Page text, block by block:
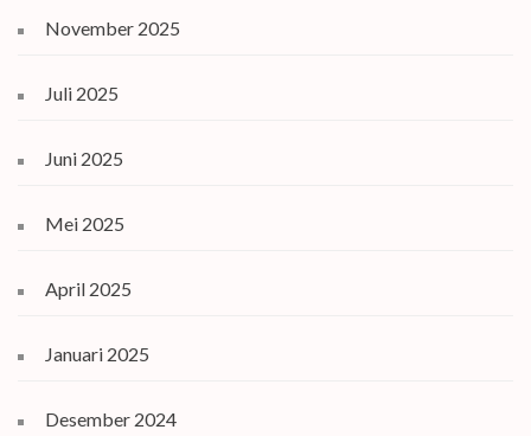
November 2025
Juli 2025
Juni 2025
Mei 2025
April 2025
Januari 2025
Desember 2024